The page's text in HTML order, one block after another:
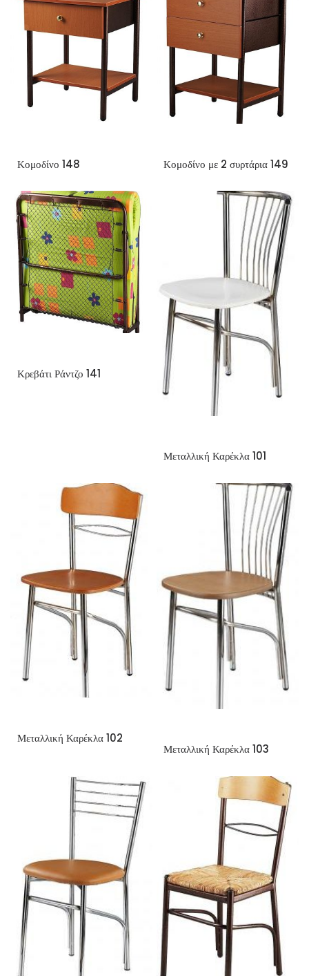
Κομοδίνο 148 Κομοδίνο με 2 συρτάρια 149
Κρεβάτι Ράντζο 141
Μεταλλική Καρέκλα 101
Μεταλλική Καρέκλα 102
Μεταλλική Καρέκλα 103